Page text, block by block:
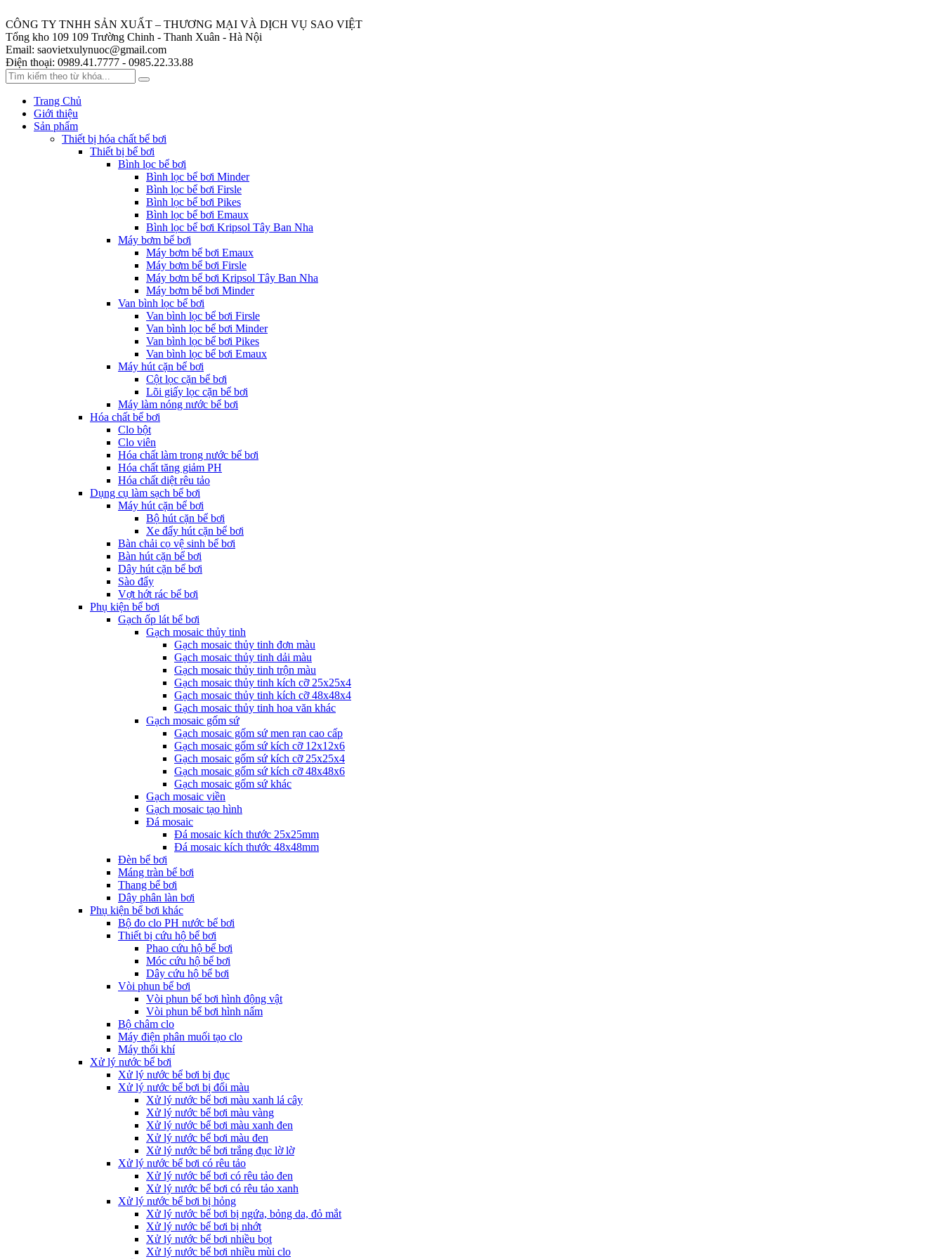
CÔNG TY TNHH SẢN XUẤT – THƯƠNG MẠI VÀ DỊCH VỤ SAO VIỆT
Tổng kho 109 109 Trường Chinh - Thanh Xuân - Hà Nội
Email: saovietxulynuoc@gmail.com
Điện thoại: 0989.41.7777 - 0985.22.33.88
Trang Chủ
Giới thiệu
Sản phẩm
Thiết bị hóa chất bể bơi
Thiết bị bể bơi
Bình lọc bể bơi
Bình lọc bể bơi Minder
Bình lọc bể bơi Firsle
Bình lọc bể bơi Pikes
Bình lọc bể bơi Emaux
Bình lọc bể bơi Kripsol Tây Ban Nha
Máy bơm bể bơi
Máy bơm bể bơi Emaux
Máy bơm bể bơi Firsle
Máy bơm bể bơi Kripsol Tây Ban Nha
Máy bơm bể bơi Minder
Van bình lọc bể bơi
Van bình lọc bể bơi Firsle
Van bình lọc bể bơi Minder
Van bình lọc bể bơi Pikes
Van bình lọc bể bơi Emaux
Máy hút cặn bể bơi
Cột lọc cặn bể bơi
Lõi giấy lọc cặn bể bơi
Máy làm nóng nước bể bơi
Hóa chất bể bơi
Clo bột
Clo viên
Hóa chất làm trong nước bể bơi
Hóa chất tăng giảm PH
Hóa chất diệt rêu tảo
Dụng cụ làm sạch bể bơi
Máy hút cặn bể bơi
Bộ hút cặn bể bơi
Xe đẩy hút cặn bể bơi
Bàn chải cọ vệ sinh bể bơi
Bàn hút cặn bể bơi
Dây hút cặn bể bơi
Sào đẩy
Vợt hớt rác bể bơi
Phụ kiện bể bơi
Gạch ốp lát bể bơi
Gạch mosaic thủy tinh
Gạch mosaic thủy tinh đơn màu
Gạch mosaic thủy tinh dải màu
Gạch mosaic thủy tinh trộn màu
Gạch mosaic thủy tinh kích cỡ 25x25x4
Gạch mosaic thủy tinh kích cỡ 48x48x4
Gạch mosaic thủy tinh hoa văn khác
Gạch mosaic gốm sứ
Gạch mosaic gốm sứ men rạn cao cấp
Gạch mosaic gốm sứ kích cỡ 12x12x6
Gạch mosaic gốm sứ kích cỡ 25x25x4
Gạch mosaic gốm sứ kích cỡ 48x48x6
Gạch mosaic gốm sứ khác
Gạch mosaic viền
Gạch mosaic tạo hình
Đá mosaic
Đá mosaic kích thước 25x25mm
Đá mosaic kích thước 48x48mm
Đèn bể bơi
Máng tràn bể bơi
Thang bể bơi
Dây phân làn bơi
Phụ kiện bể bơi khác
Bộ đo clo PH nước bể bơi
Thiết bị cứu hộ bể bơi
Phao cứu hộ bể bơi
Móc cứu hộ bể bơi
Dây cứu hộ bể bơi
Vòi phun bể bơi
Vòi phun bể bơi hình động vật
Vòi phun bể bơi hình nấm
Bộ châm clo
Máy điện phân muối tạo clo
Máy thổi khí
Xử lý nước bể bơi
Xử lý nước bể bơi bị đục
Xử lý nước bể bơi bị đổi màu
Xử lý nước bể bơi màu xanh lá cây
Xử lý nước bể bơi màu vàng
Xử lý nước bể bơi màu xanh đen
Xử lý nước bể bơi màu đen
Xử lý nước bể bơi trắng đục lờ lờ
Xử lý nước bể bơi có rêu tảo
Xử lý nước bể bơi có rêu tảo đen
Xử lý nước bể bơi có rêu tảo xanh
Xử lý nước bể bơi bị hỏng
Xử lý nước bể bơi bị ngứa, bỏng da, đỏ mắt
Xử lý nước bể bơi bị nhớt
Xử lý nước bể bơi nhiều bọt
Xử lý nước bể bơi nhiều mùi clo